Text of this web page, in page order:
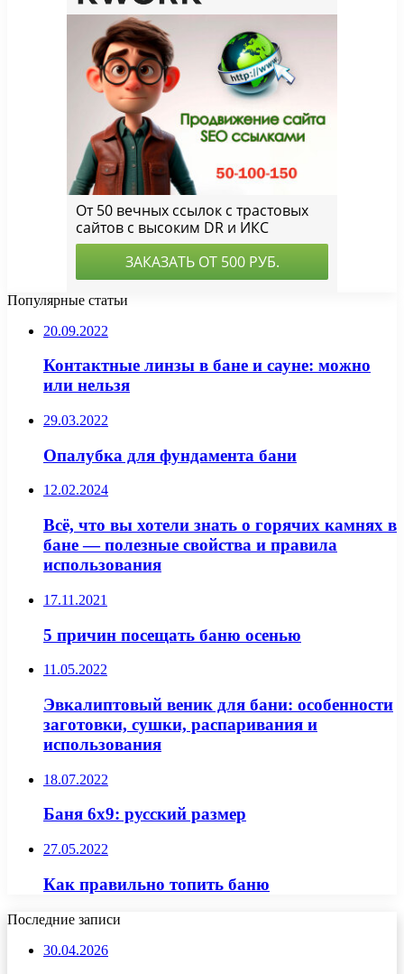
Популярные статьи
20.09.2022
Контактные линзы в бане и сауне: можно
или нельзя
29.03.2022
Опалубка для фундамента бани
12.02.2024
Всё, что вы хотели знать о горячих камнях в
бане — полезные свойства и правила
использования
17.11.2021
5 причин посещать баню осенью
11.05.2022
Эвкалиптовый веник для бани: особенности
заготовки, сушки, распаривания и
использования
18.07.2022
Баня 6х9: русский размер
27.05.2022
Как правильно топить баню
Последние записи
30.04.2026